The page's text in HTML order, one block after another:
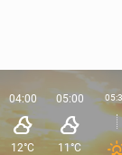
04:00
12°C
05:00
11°C